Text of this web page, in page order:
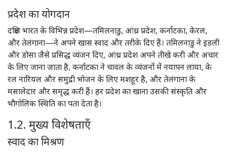
प्रदेश का योगदान
दक्षिण भारत के विभिन्न प्रदेश—तमिलनाडु, आंध्र प्रदेश, कर्नाटका, केरल,
और तेलंगाना—ने अपने खास स्वाद और तरीके दिए हैं। तमिलनाडु ने इडली
और डोसा जैसे प्रसिद्ध व्यंजन दिए, आंध्र प्रदेश अपने तीखे करी और अचार
के लिए जाना जाता है, कर्नाटका ने चावल के व्यंजनों में नयापन लाया, के
रल नारियल और समुद्री भोजन के लिए मशहूर है, और तेलंगाना के
मसालेदार और समृद्ध करी हैं। हर प्रदेश का खाना उसकी संस्कृति और
भौगोलिक स्थिति का पता देता है।
1.2. मुख्य विशेषताएँ
स्वाद का मिश्रण